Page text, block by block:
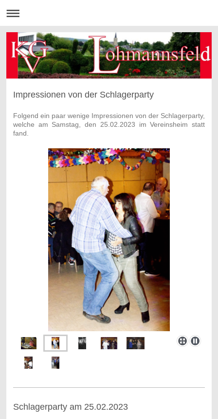
Impressionen von der Schlagerparty
Folgend ein paar wenige Impressionen von der Schlagerparty,
welche am Samstag, den 25.02.2023 im Vereinsheim statt
fand.
Schlagerparty am 25.02.2023